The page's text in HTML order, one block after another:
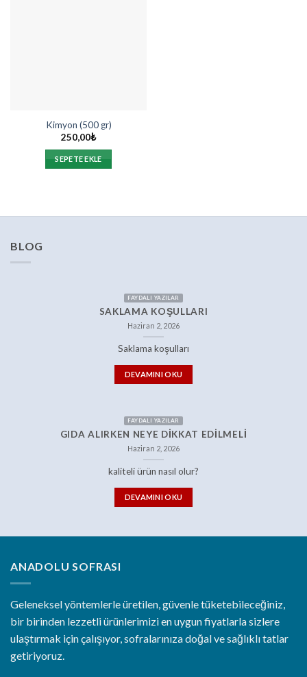
Kimyon (500 gr)
250,00₺
SEPETE EKLE
BLOG
FAYDALI YAZILAR
SAKLAMA KOŞULLARI
Haziran 2, 2026
Saklama koşulları
DEVAMINI OKU
FAYDALI YAZILAR
GIDA ALIRKEN NEYE DIKKAT EDILMELI
Haziran 2, 2026
kaliteli ürün nasıl olur?
DEVAMINI OKU
ANADOLU SOFRASI
Geleneksel yöntemlerle üretilen, güvenle tüketebileceğiniz,
bir birinden lezzetli ürünlerimizi en uygun fiyatlarla sizlere
ulaştırmak için çalışıyor, sofralarınıza doğal ve sağlıklı tatlar
getiriyoruz.